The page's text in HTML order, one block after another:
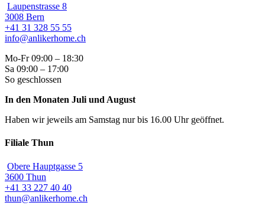
Laupenstrasse 8
3008 Bern
+41 31 328 55 55
info@anlikerhome.ch
Mo-Fr 09:00 – 18:30
Sa 09:00 – 17:00
So geschlossen
In den Monaten Juli und August
Haben wir jeweils am Samstag nur bis 16.00 Uhr geöffnet.
Filiale Thun
Obere Hauptgasse 5
3600 Thun
+41 33 227 40 40
thun@anlikerhome.ch